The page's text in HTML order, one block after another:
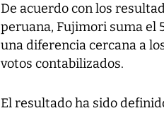
De acuerdo con los
peruana, Fujimori suma el
una diferencia cercana a
votos contabilizados.
El resultado ha sido